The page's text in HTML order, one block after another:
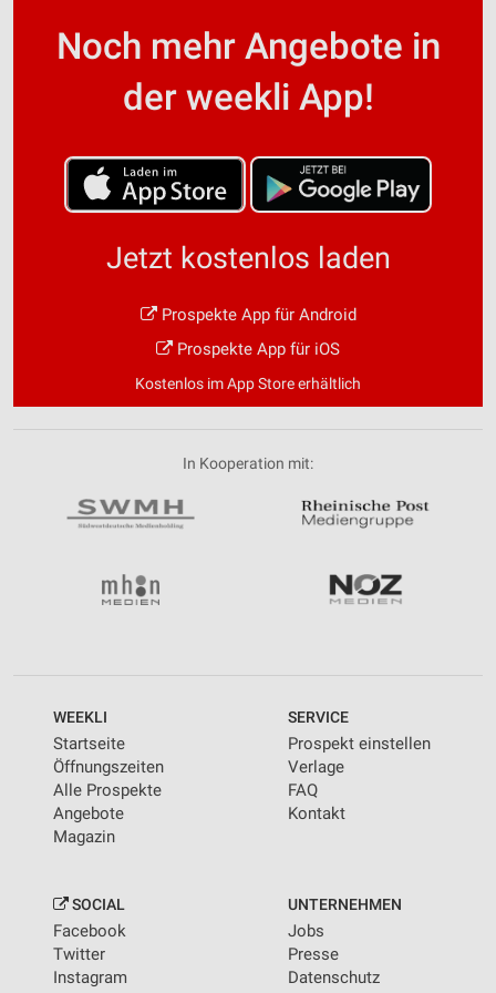
Noch mehr Angebote in
der weekli App!
Jetzt kostenlos laden
Prospekte App für Android
Prospekte App für iOS
Kostenlos im App Store erhältlich
In Kooperation mit:
WEEKLI
Startseite
Öffnungszeiten
Alle Prospekte
Angebote
Magazin
SERVICE
Prospekt einstellen
Verlage
FAQ
Kontakt
SOCIAL
Facebook
Twitter
Instagram
UNTERNEHMEN
Jobs
Presse
Datenschutz